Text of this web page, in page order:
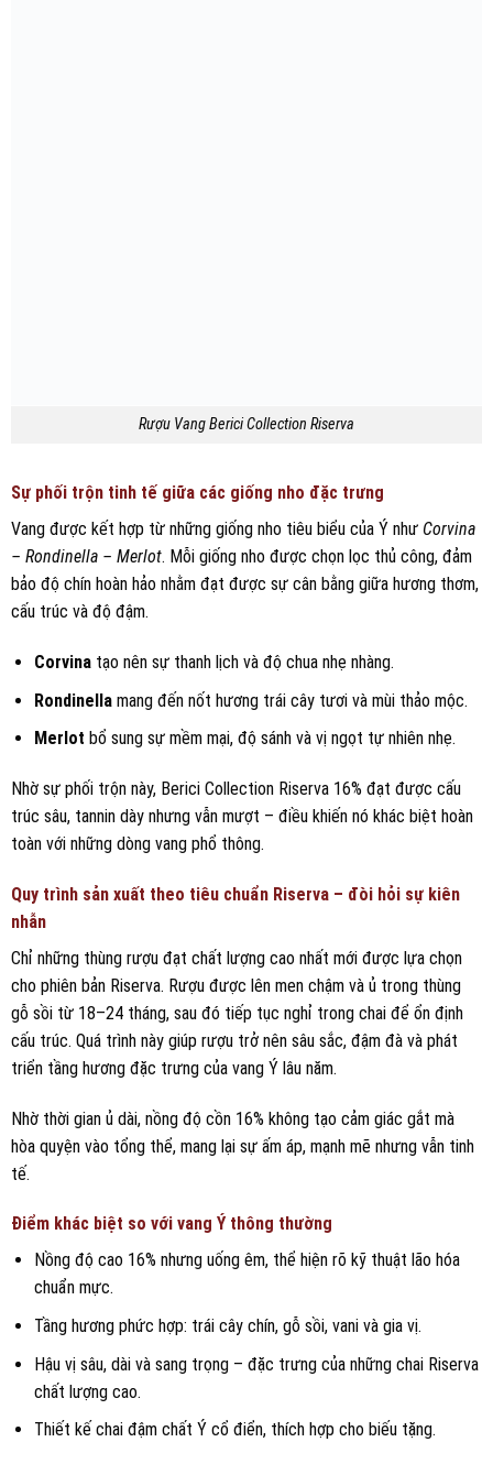
Rượu Vang Berici Collection Riserva
Sự phối trộn tinh tế giữa các giống nho đặc trưng
Vang được kết hợp từ những giống nho tiêu biểu của Ý như Corvina
– Rondinella – Merlot. Mỗi giống nho được chọn lọc thủ công, đảm
bảo độ chín hoàn hảo nhằm đạt được sự cân bằng giữa hương thơm,
cấu trúc và độ đậm.
Corvinatạo nên sự thanh lịch và độ chua nhẹ nhàng.
Rondinellamang đến nốt hương trái cây tươi và mùi thảo mộc.
Merlot bổ sung sự mềm mại, độ sánh và vị ngọt tự nhiên nhẹ.
Nhờ sự phối trộn này, Berici Collection Riserva 16% đạt được cấu
trúc sâu, tannin dày nhưng vẫn mượt – điều khiến nó khác biệt hoàn
toàn với những dòng vang phổ thông.
Quy trình sản xuất theo tiêu chuẩn Riserva – đòi hỏi sự kiên
nhẫn
Chỉ những thùng rượu đạt chất lượng cao nhất mới được lựa chọn
cho phiên bản Riserva. Rượu được lên men chậm và ủ trong thùng
gỗ sồi từ 18–24 tháng, sau đó tiếp tục nghỉ trong chai để ổn định
cấu trúc. Quá trình này giúp rượu trở nên sâu sắc, đậm đà và phát
triển tầng hương đặc trưng của vang Ý lâu năm.
Nhờ thời gian ủ dài, nồng độ cồn 16% không tạo cảm giác gắt mà
hòa quyện vào tổng thể, mang lại sự ấm áp, mạnh mẽ nhưng vẫn tinh
tế.
Điểm khác biệt so với vang Ý thông thường
Nồng độ cao 16% nhưng uống êm, thể hiện rõ kỹ thuật lão hóa
chuẩn mực.
Tầng hương phức hợp: trái cây chín, gỗ sồi, vani và gia vị.
Hậu vị sâu, dài và sang trọng – đặc trưng của những chai Riserva
chất lượng cao.
Thiết kế chai đậm chất Ý cổ điển, thích hợp cho biếu tặng.